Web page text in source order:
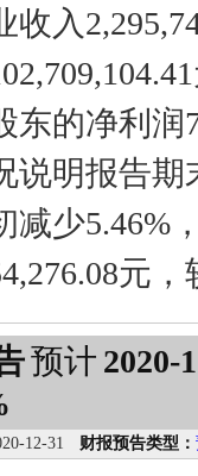
收入
东的净利润
说明报告期
减少5.46%
元
预计 2020-
12-31 财报预告类型：